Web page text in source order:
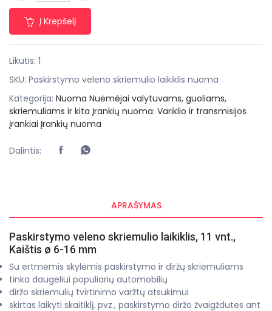
Į Krepšelį
Likutis: 1
SKU: Paskirstymo veleno skriemulio laikiklis nuoma
Kategorija: Nuoma Nuėmėjai valytuvams, guoliams,
skriemuliams ir kita Įrankių nuoma: Variklio ir transmisijos
įrankiai Įrankių nuoma
Dalintis:
APRAŠYMAS
Paskirstymo veleno skriemulio laikiklis, 11 vnt.,
Kaištis ø 6-16 mm
Su ertmėmis skylėmis paskirstymo ir diržų skriemuliams
tinka daugeliui populiarių automobilių
diržo skriemulių tvirtinimo varžtų atsukimui
skirtas laikyti skaitiklį, pvz., paskirstymo diržo žvaigždutes ant